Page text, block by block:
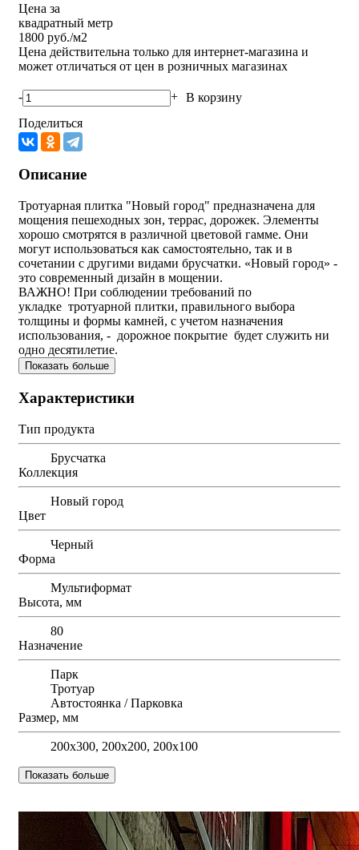
Цена за
квадратный метр
1800 руб./м2
Цена действительна только для интернет-магазина и
может отличаться от цен в розничных магазинах
- + В корзину
Поделиться
Описание
Тротуарная плитка "Новый город" предназначена для
мощения пешеходных зон, террас, дорожек. Элементы
хорошо смотрятся в различной цветовой гамме. Они
могут использоваться как самостоятельно, так и в
сочетании с другими видами брусчатки. «Новый город» -
это современный дизайн в мощении.
ВАЖНО! При соблюдении требований по
укладке тротуарной плитки, правильного выбора
толщины и формы камней, с учетом назначения
использования, - дорожное покрытие будет служить ни
одно десятилетие.
Показать больше
Характеристики
Тип продукта
Брусчатка
Коллекция
Новый город
Цвет
Черный
Форма
Мультиформат
Высота, мм
80
Назначение
Парк
Тротуар
Автостоянка / Парковка
Размер, мм
200х300, 200х200, 200х100
Показать больше